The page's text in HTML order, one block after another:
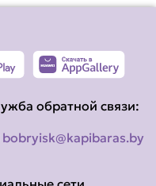
обратной связи:
bobryisk@kapibaras.by